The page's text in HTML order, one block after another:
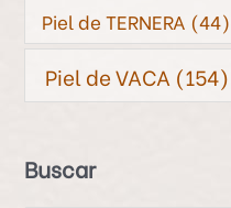
Piel de TERNERA (44)
Piel de VACA (154)
Buscar